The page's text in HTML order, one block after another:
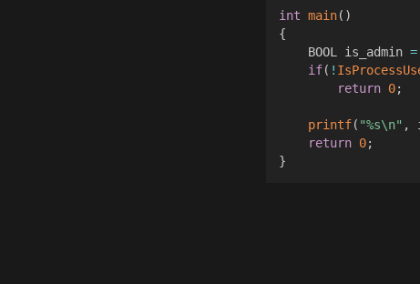
int main( )
{
	BOOL is_admin
=
if( !
return 0;
printf( "%s\n" ,
return 0;
}